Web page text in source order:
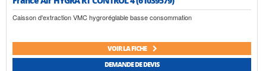
Caisson d'extraction VMC hygroréglable basse consommation
VOIR LA FICHE
DEMANDE DE DEVIS